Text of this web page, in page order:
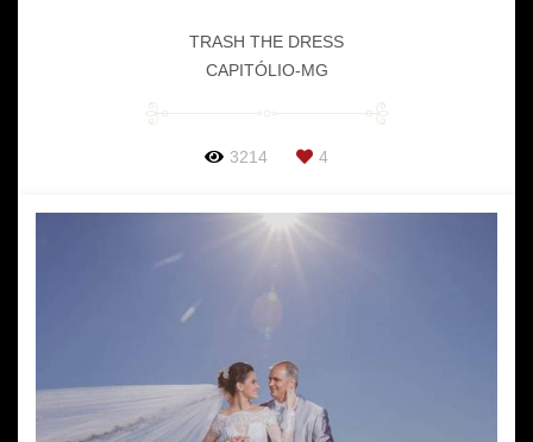
TRASH THE DRESS
CAPITÓLIO-MG
3214 4